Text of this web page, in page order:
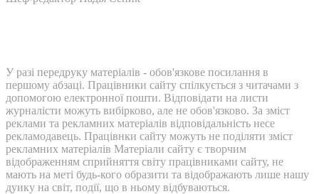
У разі передруку матеріалів - обов'язкове посилання в
першому абзаці. Працівники сайту спілкується з читачами з
допомогою електронної пошти. Відповідати на листи
журналісти можуть вибірково, але не обов'язково. За зміст
реклами та рекламних матеріалів відповідальність несе
рекламодавець. Працівнки сайту можуть не поділяти зміст
рекламних матеріалів Матеріали сайту є творчим
відображенням сприйняття світу працівниками сайту, не
мають на меті будь-кого образити та відображають лише нашу
дуику на світ, події, що в ньому відбуваються.